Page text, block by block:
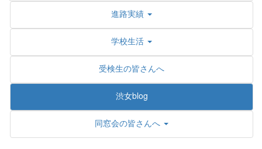
進路実績
学校生活
受検生の皆さんへ
渋女blog
同窓会の皆さんへ